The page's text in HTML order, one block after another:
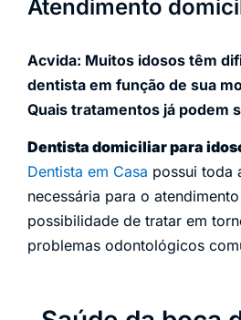
Atendimento
Acvida: Muitos idosos têm
dentista em função de sua
Quais tratamentos já podem
Dentista domiciliar para
Dentista em Casa possui toda
necessária para o
possibilidade de tratar em
problemas odontológicos